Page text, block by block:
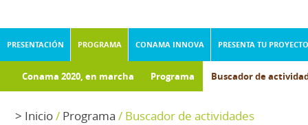
PRESENTACIÓN PROGRAMA CONAMA INNOVA PRESENTA TU PROYECTO
Conama 2020, en marcha Programa Buscador de
> Inicio/ Programa / Buscador de actividades